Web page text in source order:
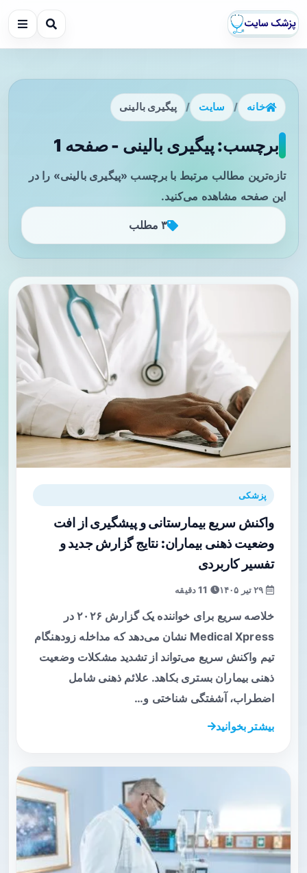
خانه / سایت / پیگیری بالینی
برچسب: پیگیری بالینی - صفحه 1
تازه‌ترین مطالب مرتبط با برچسب «پیگیری بالینی» را در
این صفحه مشاهده می‌کنید.
۳ مطلب
پزشکی
واکنش سریع بیمارستانی و پیشگیری از افت
وضعیت ذهنی بیماران: نتایج گزارش جدید و
تفسیر کاربردی
خلاصه سریع برای خواننده یک گزارش ۲۰۲۶ در
Medical Xpress نشان می‌دهد که مداخله زودهنگام
تیم واکنش سریع می‌تواند از تشدید مشکلات وضعیت
ذهنی بیماران بستری بکاهد. علائم ذهنی شامل
اضطراب، آشفتگی شناختی و…
بیشتر بخوانید